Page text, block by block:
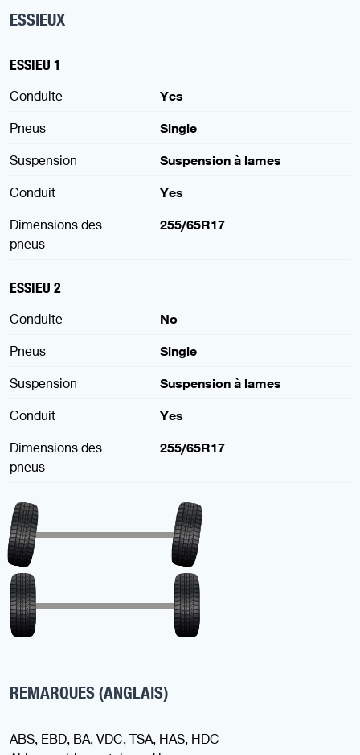
ESSIEUX
ESSIEU 1
Conduite
Yes
Pneus
Single
Suspension
Suspension à lames
Conduit
Yes
Dimensions des
pneus
255/65R17
ESSIEU 2
Conduite
No
Pneus
Single
Suspension
Suspension à lames
Conduit
Yes
Dimensions des
pneus
255/65R17
REMARQUES (ANGLAIS)
ABS, EBD, BA, VDC, TSA, HAS, HDC